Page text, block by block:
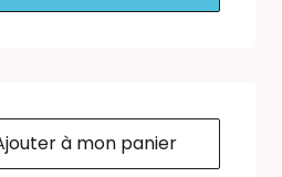
à mon panier